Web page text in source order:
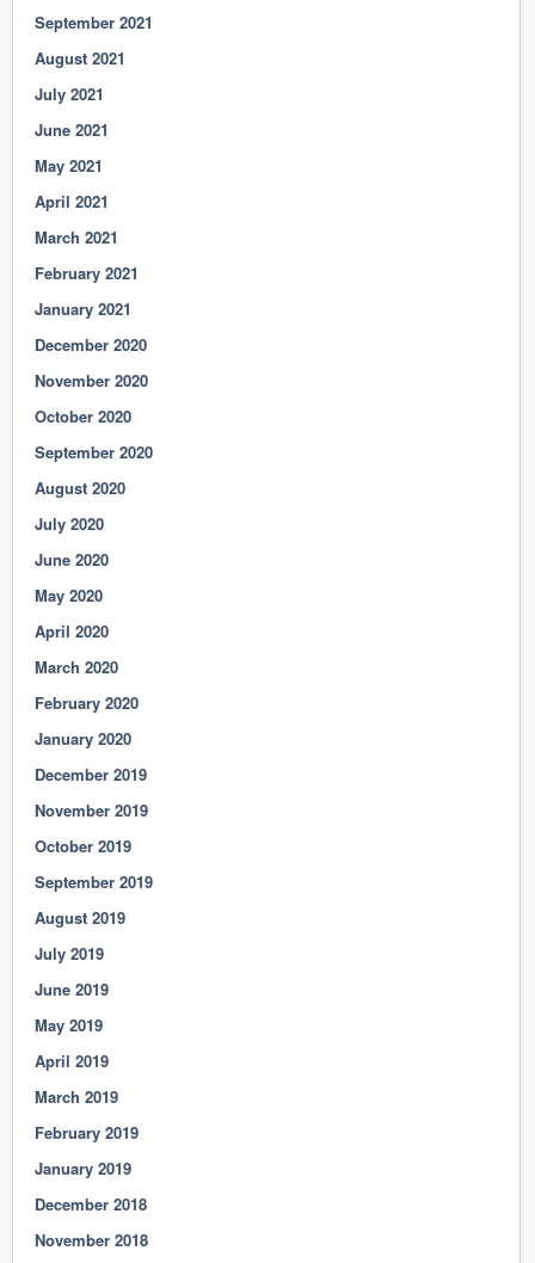
September 2021
August 2021
July 2021
June 2021
May 2021
April 2021
March 2021
February 2021
January 2021
December 2020
November 2020
October 2020
September 2020
August 2020
July 2020
June 2020
May 2020
April 2020
March 2020
February 2020
January 2020
December 2019
November 2019
October 2019
September 2019
August 2019
July 2019
June 2019
May 2019
April 2019
March 2019
February 2019
January 2019
December 2018
November 2018